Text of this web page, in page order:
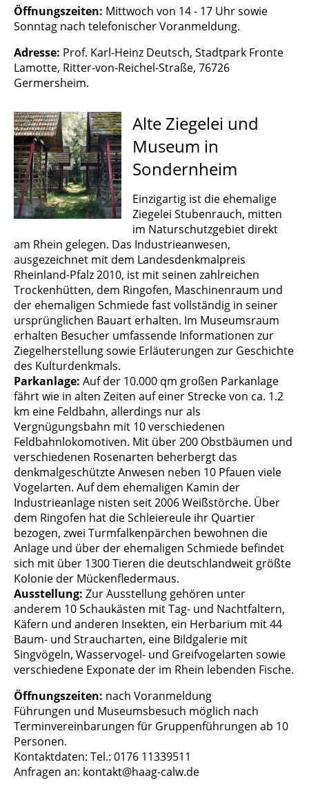
Öffnungszeiten: Mittwoch von 14 - 17 Uhr sowie
Sonntag nach telefonischer Voranmeldung.
Adresse: Prof. Karl-Heinz Deutsch, Stadtpark Fronte
Lamotte, Ritter-von-Reichel-Straße, 76726
Germersheim.
Alte Ziegelei und
Museum in
Sondernheim
Einzigartig ist die ehemalige
Ziegelei Stubenrauch, mitten
im Naturschutzgebiet direkt
am Rhein gelegen. Das Industrieanwesen,
ausgezeichnet mit dem Landesdenkmalpreis
Rheinland-Pfalz 2010, ist mit seinen zahlreichen
Trockenhütten, dem Ringofen, Maschinenraum und
der ehemaligen Schmiede fast vollständig in seiner
ursprünglichen Bauart erhalten. Im Museumsraum
erhalten Besucher umfassende Informationen zur
Ziegelherstellung sowie Erläuterungen zur Geschichte
des Kulturdenkmals.
Parkanlage: Auf der 10.000 qm großen Parkanlage
fährt wie in alten Zeiten auf einer Strecke von ca. 1.2
km eine Feldbahn, allerdings nur als
Vergnügungsbahn mit 10 verschiedenen
Feldbahnlokomotiven. Mit über 200 Obstbäumen und
verschiedenen Rosenarten beherbergt das
denkmalgeschützte Anwesen neben 10 Pfauen viele
Vogelarten. Auf dem ehemaligen Kamin der
Industrieanlage nisten seit 2006 Weißstörche. Über
dem Ringofen hat die Schleiereule ihr Quartier
bezogen, zwei Turmfalkenpärchen bewohnen die
Anlage und über der ehemaligen Schmiede befindet
sich mit über 1300 Tieren die deutschlandweit größte
Kolonie der Mückenfledermaus.
Ausstellung: Zur Ausstellung gehören unter
anderem 10 Schaukästen mit Tag- und Nachtfaltern,
Käfern und anderen Insekten, ein Herbarium mit 44
Baum- und Straucharten, eine Bildgalerie mit
Singvögeln, Wasservogel- und Greifvogelarten sowie
verschiedene Exponate der im Rhein lebenden Fische.
Öffnungszeiten: nach Voranmeldung
Führungen und Museumsbesuch möglich nach
Terminvereinbarungen für Gruppenführungen ab 10
Personen.
Kontaktdaten: Tel.: 0176 11339511
Anfragen an: kontakt@haag-calw.de